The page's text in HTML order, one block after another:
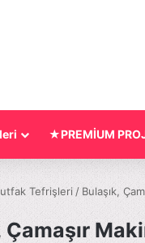
★PREMİUM
Tefrişleri / Bulaşık,
Çamaşır